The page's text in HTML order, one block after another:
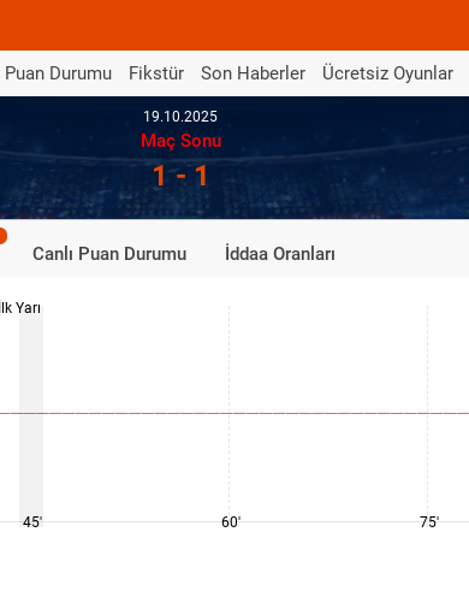
Puan Durumu Fikstür Son Haberler Ücretsiz Oyunlar
19.10.2025
Maç Sonu
1 - 1
Canlı Puan Durumu İddaa Oranları
İlk Yarı
45' 60' 75'